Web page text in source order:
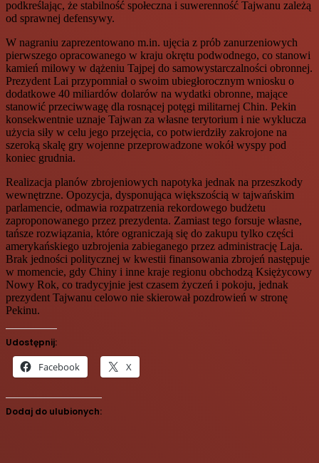
podkreślając, że stabilność społeczna i suwerenność Tajwanu zależą
od sprawnej defensywy.
W nagraniu zaprezentowano m.in. ujęcia z prób zanurzeniowych
pierwszego opracowanego w kraju okrętu podwodnego, co stanowi
kamień milowy w dążeniu Tajpej do samowystarczalności obronnej.
Prezydent Lai przypomniał o swoim ubiegłorocznym wniosku o
dodatkowe 40 miliardów dolarów na wydatki obronne, mające
stanowić przeciwwagę dla rosnącej potęgi militarnej Chin. Pekin
konsekwentnie uznaje Tajwan za własne terytorium i nie wyklucza
użycia siły w celu jego przejęcia, co potwierdziły zakrojone na
szeroką skalę gry wojenne przeprowadzone wokół wyspy pod
koniec grudnia.
Realizacja planów zbrojeniowych napotyka jednak na przeszkody
wewnętrzne. Opozycja, dysponująca większością w tajwańskim
parlamencie, odmawia rozpatrzenia rekordowego budżetu
zaproponowanego przez prezydenta. Zamiast tego forsuje własne,
tańsze rozwiązania, które ograniczają się do zakupu tylko części
amerykańskiego uzbrojenia zabieganego przez administrację Laja.
Brak jedności politycznej w kwestii finansowania zbrojeń następuje
w momencie, gdy Chiny i inne kraje regionu obchodzą Księżycowy
Nowy Rok, co tradycyjnie jest czasem życzeń i pokoju, jednak
prezydent Tajwanu celowo nie skierował pozdrowień w stronę
Pekinu.
Udostępnij:
Facebook X
Dodaj do ulubionych: